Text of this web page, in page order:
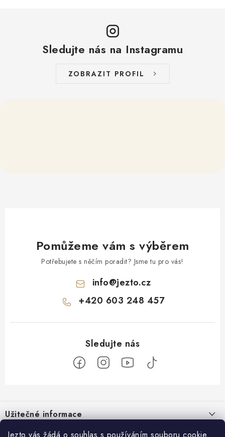
Sledujte nás na Instagramu
ZOBRAZIT PROFIL
Pomůžeme vám s výběrem
Potřebujete s něčím poradit? Jsme tu pro vás!
info@jezto.cz
+420 603 248 457
pUžitečné informace
O nás